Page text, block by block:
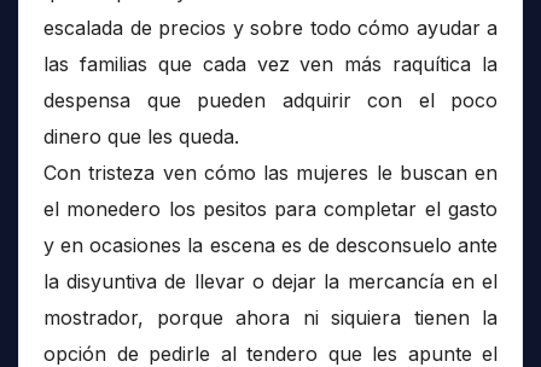
escalada de precios y sobre todo cómo ayudar a
las familias que cada vez ven más raquítica la
despensa que pueden adquirir con el poco
dinero que les queda.
Con tristeza ven cómo las mujeres le buscan en
el monedero los pesitos para completar el gasto
y en ocasiones la escena es de desconsuelo ante
la disyuntiva de llevar o dejar la mercancía en el
mostrador, porque ahora ni siquiera tienen la
opción de pedirle al tendero que les apunte el